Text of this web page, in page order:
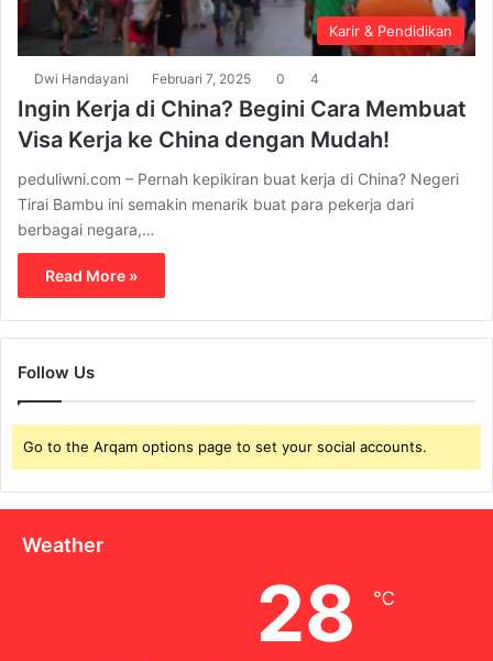
Karir & Pendidikan
Dwi Handayani Februari 7, 2025 0 4
Ingin Kerja di China? Begini Cara Membuat
Visa Kerja ke China dengan Mudah!
peduliwni.com – Pernah kepikiran buat kerja di China? Negeri
Tirai Bambu ini semakin menarik buat para pekerja dari
berbagai negara,…
Read More »
Follow Us
Go to the Arqam options page to set your social accounts.
Weather
28 ℃